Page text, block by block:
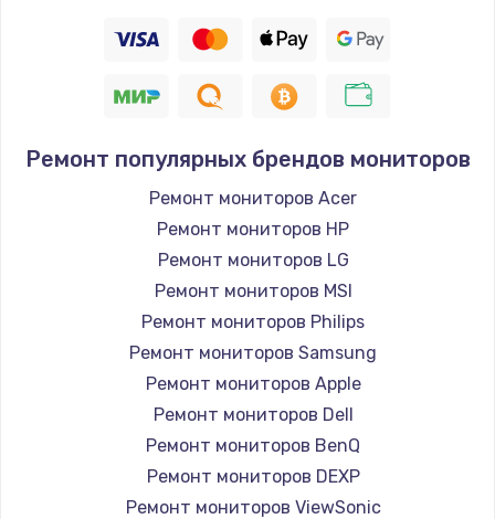
Замена жесткого диска
Заказать
Установка драйверов
725 руб.
Заказать
Замена вебкамеры
1260 руб.
Заказать
Ремонт петель крышки
990 руб.
Заказать
Ремонт популярных брендов мониторов
Ремонт мониторов Acer
Ремонт мониторов HP
Ремонт мониторов LG
Ремонт мониторов MSI
Ремонт мониторов Philips
Ремонт мониторов Samsung
Ремонт мониторов Apple
Ремонт мониторов Dell
Ремонт мониторов BenQ
Ремонт мониторов DEXP
Ремонт мониторов ViewSonic